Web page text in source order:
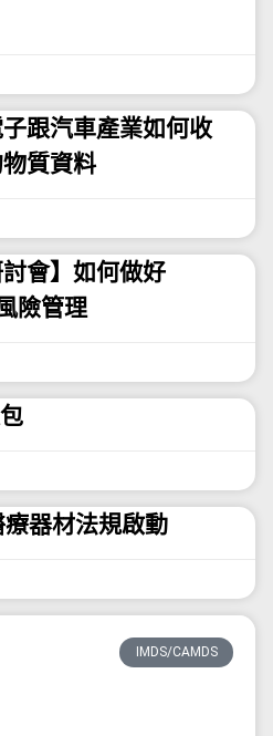
子跟汽車產業如何收
質資料
討會】如何做好
險管理
器材法規啟動
IMDS/CAMDS